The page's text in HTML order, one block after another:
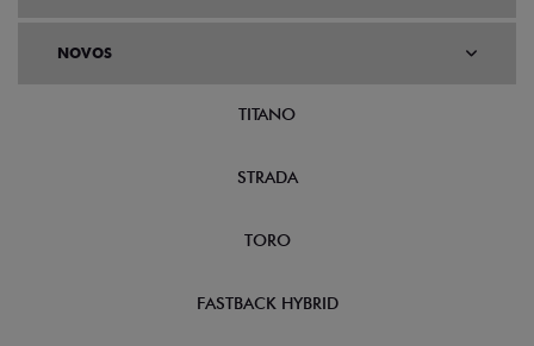
NOVOS
TITANO
STRADA
TORO
FASTBACK HYBRID